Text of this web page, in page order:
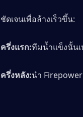
ชัดเจนเพื่อล้างเร็วขึ้น:
ครึ่งแรก:ทีมน้ำแข็งนั้น
ครึ่งหลัง:นำ